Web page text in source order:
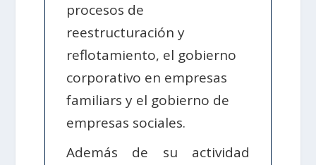
procesos de
reestructuración y
reflotamiento, el gobierno
corporativo en empresas
familiars y el gobierno de
empresas sociales.
Además de su actividad